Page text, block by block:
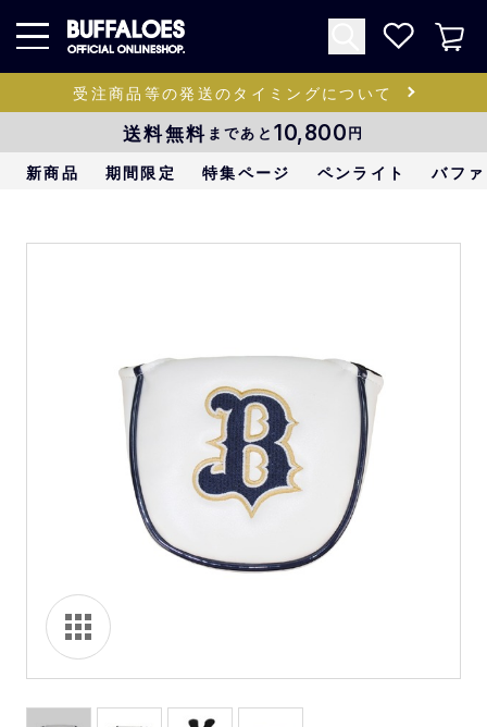
受注商品等の発送のタイミングについて
送料無料 まであと 10,800円
新商品 期間限定 特集ページ ペンライト バフ